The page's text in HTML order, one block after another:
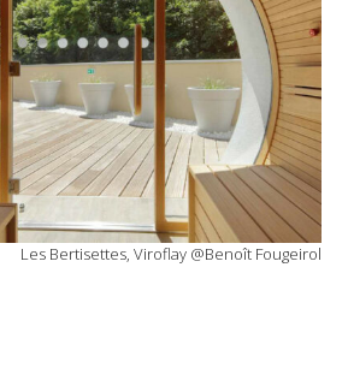
Les Bertisettes, Viroflay @Benoît Fougeirol